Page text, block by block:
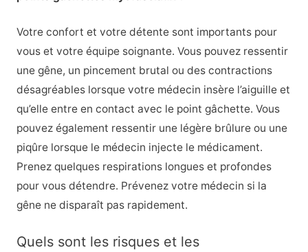
Votre confort et votre détente sont importants pour
vous et votre équipe soignante. Vous pouvez ressentir
une gêne, un pincement brutal ou des contractions
désagréables lorsque votre médecin insère l’aiguille et
qu’elle entre en contact avec le point gâchette. Vous
pouvez également ressentir une légère brûlure ou une
piqûre lorsque le médecin injecte le médicament.
Prenez quelques respirations longues et profondes
pour vous détendre. Prévenez votre médecin si la
gêne ne disparaît pas rapidement.
Quels sont les risques et les